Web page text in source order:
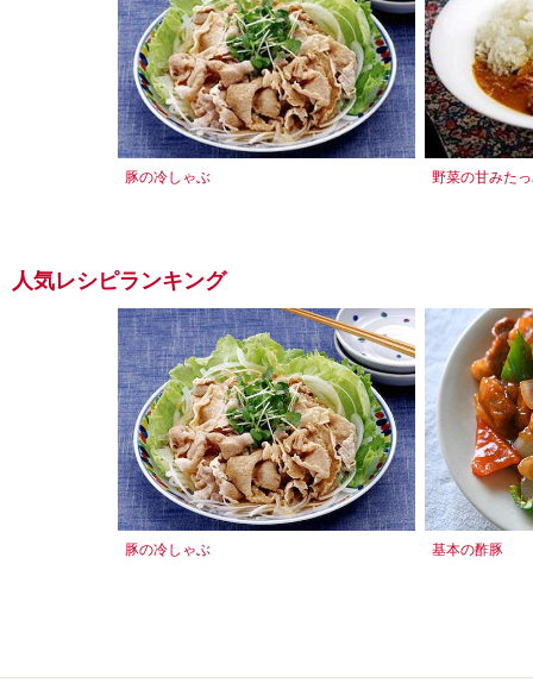
豚の冷しゃぶ 野菜の甘みた
人気レシピランキング
豚の冷しゃぶ 基本の酢豚